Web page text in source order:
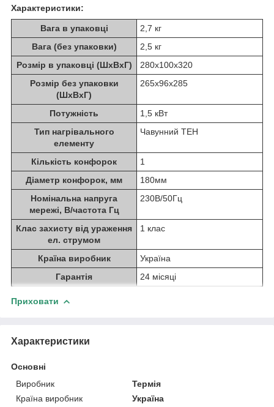
Характеристики:
Вага в упаковці
2,7 кг
Вага (без упаковки)
2,5 кг
Розмір в упаковці (ШхВхГ)
280х100х320
Розмір без упаковки
(ШхВхГ)
265х96х285
Потужність
1,5 кВт
Тип нагрівального
елементу
Чавунний ТЕН
Кількість конфорок
1
Діаметр конфорок, мм
180мм
Номінальна напруга
мережі, В/частота Гц
230В/50Гц
Клас захисту від ураження
ел. струмом
1 клас
Країна виробник
Україна
Гарантія
24 місяці
Приховати
Характеристики
Основні
Виробник
Термія
Країна виробник
Україна